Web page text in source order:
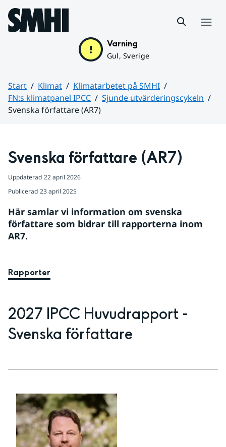
Hoppa till sidans innehåll
Varning
Gul, Sverige
Start Klimat
Klimatarbetet på SMHI
FN:s klimatpanel IPCC
Sjunde utvärderingscykeln
Svenska författare (AR7)
Svenska författare (AR7)
Uppdaterad 22 april 2026
Publicerad 23 april 2025
Här samlar vi information om svenska
författare som bidrar till rapporterna inom
AR7.
Rapporter
2027 IPCC Huvudrapport -
Svenska författare